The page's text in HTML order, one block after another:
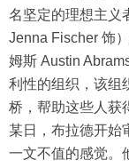
名坚定的理想主义
Jenna Fischer 饰
姆斯 Austin
利性的组织，该组
桥，帮助这些人获
某日，布拉德开始
一文不值的感觉。